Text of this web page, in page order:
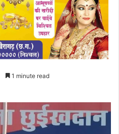
1 minute read